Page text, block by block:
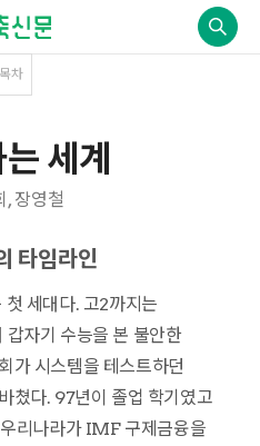
목차
세계
, 장영철
타임라인
세대다. 고2까지는
자기 수능을 본 불안한
가 시스템을 테스트하던
쳤다. 97년이 졸업 학기였고
리나라가 IMF 구제금융을